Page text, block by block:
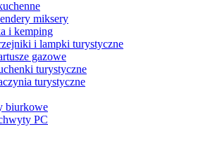
miksery
i kemping
i lampki turystyczne
gazowe
turystyczne
turystyczne
biurkowe
PC